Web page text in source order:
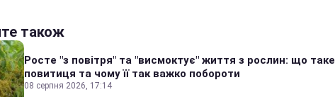
також
Росте "з повітря" та "висмоктує" життя з рослин: що таке
повитиця та чому її так важко побороти
08 серпня 2026, 17:14